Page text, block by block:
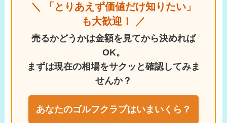
＼ 「とりあえず価値だけ知りたい」
も大歓迎！ ／
売るかどうかは金額を見てから決めれば
OK。
まずは現在の相場をサクッと確認してみま
せんか？
あなたのゴルフクラブはいまいくら？